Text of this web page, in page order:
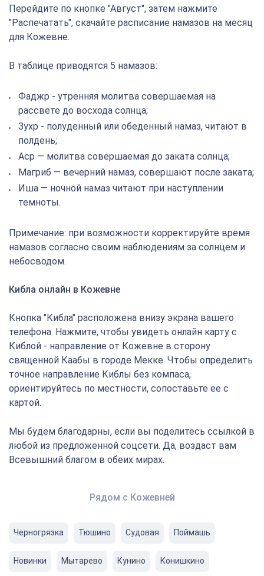
Перейдите по кнопке "Август", затем нажмите
"Распечатать", скачайте расписание намазов на месяц
для Кожевне.
В таблице приводятся 5 намазов:
Фаджр - утренняя молитва совершаемая на
рассвете до восхода солнца;
Зухр - полуденный или обеденный намаз, читают в
полдень;
Аср — молитва совершаемая до заката солнца;
Магриб — вечерний намаз, совершают после заката;
Иша — ночной намаз читают при наступлении
темноты.
Примечание: при возможности корректируйте время
намазов согласно своим наблюдениям за солнцем и
небосводом.
Кибла онлайн в Кожевне
Кнопка "Кибла" расположена внизу экрана вашего
телефона. Нажмите, чтобы увидеть онлайн карту с
Киблой - направление от Кожевне в сторону
священной Каабы в городе Мекке. Чтобы определить
точное направление Киблы без компаса,
ориентируйтесь по местности, сопоставьте ее с
картой.
Мы будем благодарны, если вы поделитесь ссылкой в
любой из предложенной соцсети. Да, воздаст вам
Всевышний благом в обеих мирах.
Рядом с Кожевней
Черногрязка Тюшино Судовая Поймашь
Новинки Мытарево Кунино Конишкино